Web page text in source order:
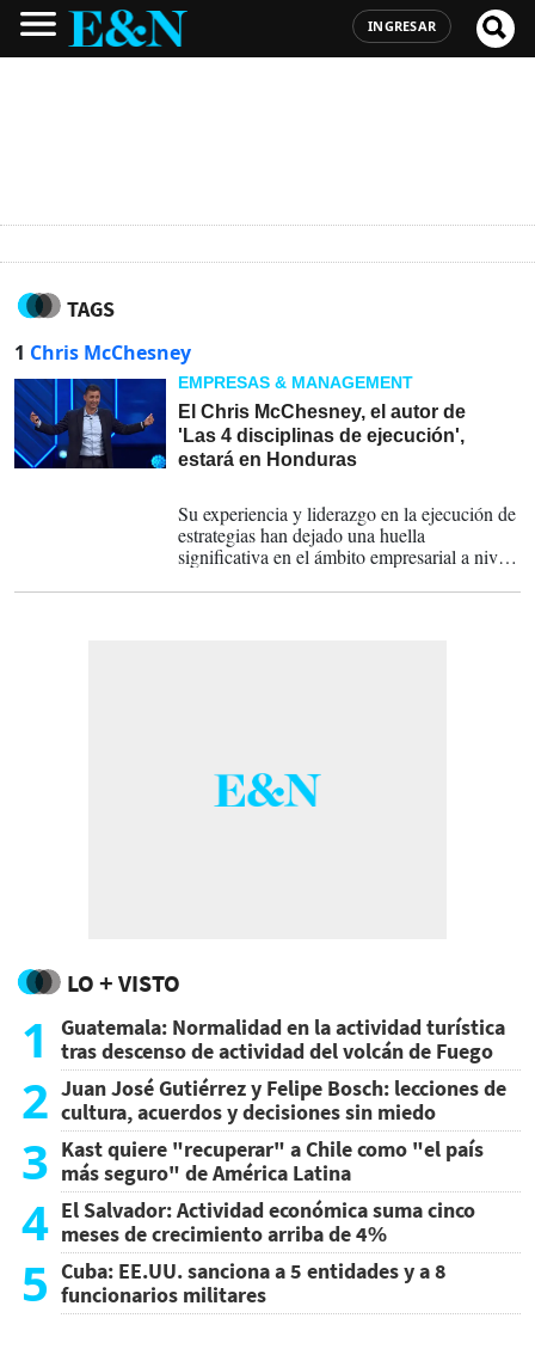
INGRESAR
TAGS
1 Chris McChesney
EMPRESAS & MANAGEMENT
El Chris McChesney, el autor de
'Las 4 disciplinas de ejecución',
estará en Honduras
Su experiencia y liderazgo en la ejecución de
estrategias han dejado una huella
significativa en el ámbito empresarial a nivel
LO + VISTO
1
Guatemala: Normalidad en la actividad turística
tras descenso de actividad del volcán de Fuego
2 Juan José Gutiérrez y Felipe Bosch: lecciones de
cultura, acuerdos y decisiones sin miedo
3 Kast quiere "recuperar" a Chile como "el país
más seguro" de América Latina
4 El Salvador: Actividad económica suma cinco
meses de crecimiento arriba de 4%
5 Cuba: EE.UU. sanciona a 5 entidades y a 8
funcionarios militares